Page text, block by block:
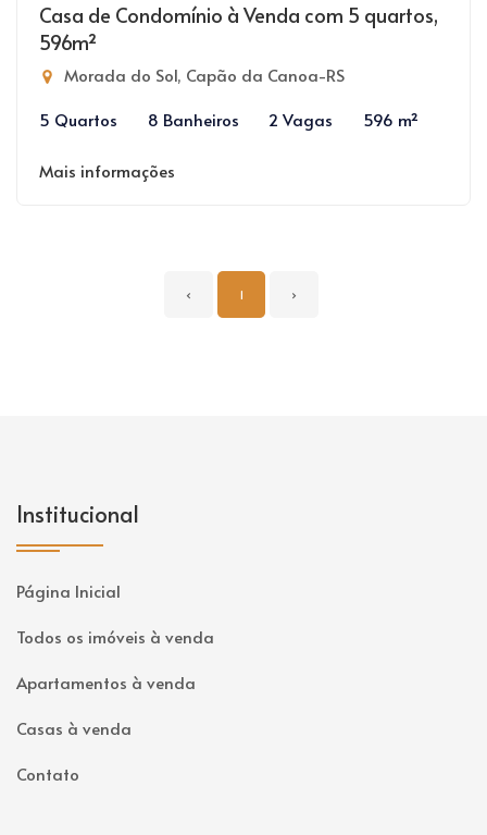
Casa de Condomínio à Venda com 5 quartos,
596m²
Morada do Sol, Capão da Canoa-RS
5 Quartos
8 Banheiros 2 Vagas 596 m²
Mais informações
‹ 1 ›
Institucional
Página Inicial
Todos os imóveis à venda
Apartamentos à venda
Casas à venda
Contato